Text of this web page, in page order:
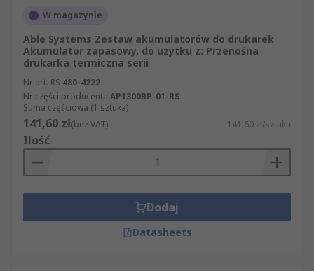
W magazynie
Able Systems Zestaw akumulatorów do drukarek
Akumulator zapasowy, do uzytku z: Przenośna
drukarka termiczna serii
Nr art. RS 480-4222
Nr części producenta AP1300BP-01-RS
Suma częściowa (1 sztuka)
141,60 zł(bez VAT) 141,60 zł/sztuka
Ilość
Dodaj
Datasheets